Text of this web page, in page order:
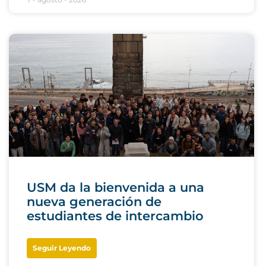
USM da la bienvenida a una
nueva generación de
estudiantes de intercambio
Seguir Leyendo